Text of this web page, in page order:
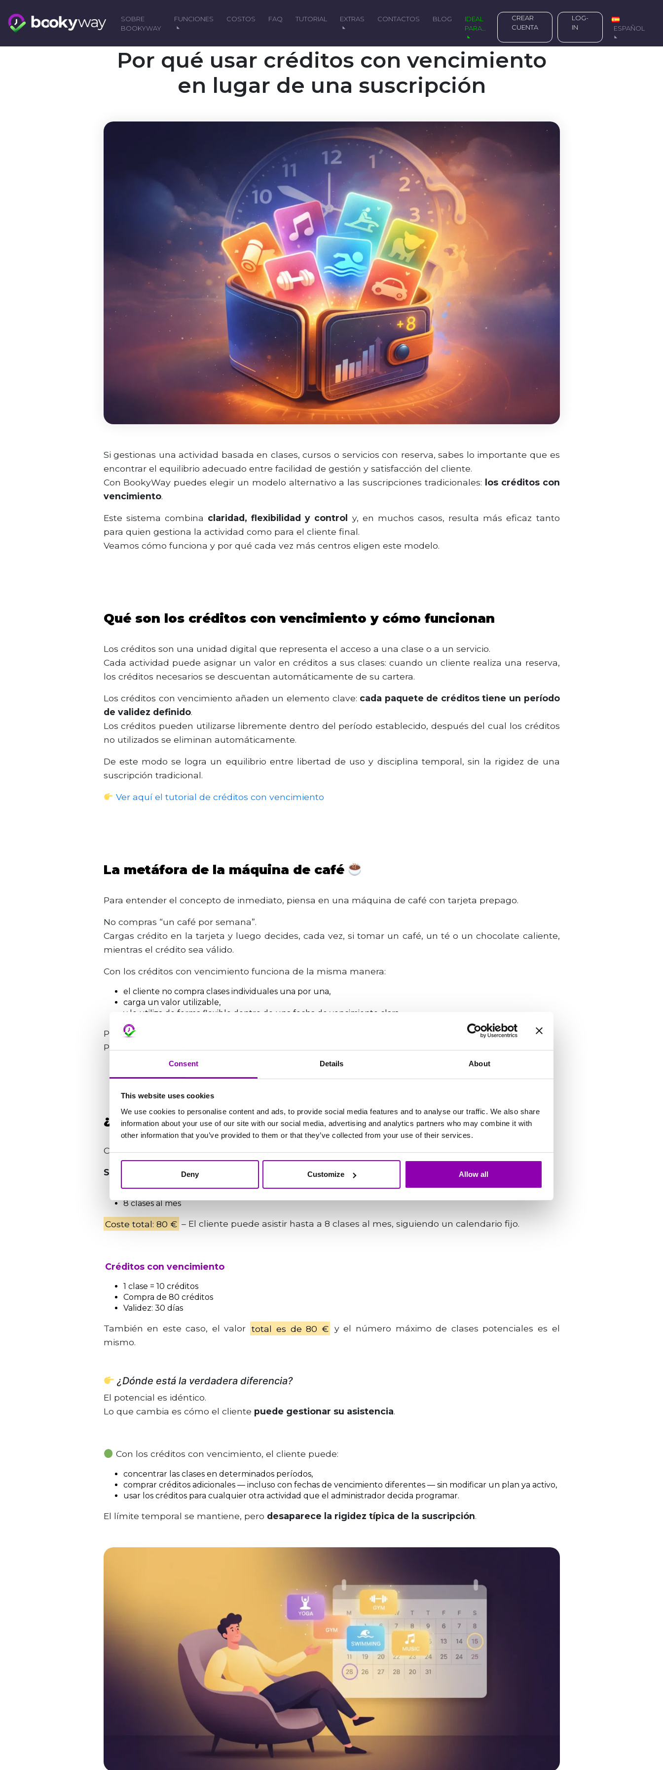
Consent Details About
This website uses cookies
We use cookies to personalise content and ads, to provide social media features and to analyse our traffic. We also share
information about your use of our site with our social media, advertising and analytics partners who may combine it with
other information that you’ve provided to them or that they’ve collected from your use of their services.
Deny Customize Allow all
content
SOBRE
BOOKYWAY
FUNCIONES COSTOS FAQ TUTORIAL EXTRAS CONTACTOS BLOG
IDEAL
PARA…
CREAR
CUENTA
LOG-
IN
ESPAÑOL
Por qué usar créditos con vencimiento
en lugar de una suscripción
Si gestionas una actividad basada en clases, cursos o servicios con reserva, sabes lo importante que es
encontrar el equilibrio adecuado entre facilidad de gestión y satisfacción del cliente.
Con BookyWay puedes elegir un modelo alternativo a las suscripciones tradicionales:
los créditos con
vencimiento.
Este sistema combina claridad, flexibilidad y control
y, en muchos casos, resulta más eficaz tanto
para quien gestiona la actividad como para el cliente final.
Veamos cómo funciona y por qué cada vez más centros eligen este modelo.
Qué son los créditos con vencimiento y cómo funcionan
Los créditos son una unidad digital que representa el acceso a una clase o a un servicio.
Cada actividad puede asignar un valor en créditos a sus clases: cuando un cliente realiza una reserva,
los créditos necesarios se descuentan automáticamente de su cartera.
Los créditos con vencimiento añaden un elemento clave: cada paquete de créditos tiene un período
de validez definido.
Los créditos pueden utilizarse libremente dentro del período establecido, después del cual los créditos
no utilizados se eliminan automáticamente.
De este modo se logra un equilibrio entre libertad de uso y disciplina temporal, sin la rigidez de una
suscripción tradicional.
Ver aquí el tutorial de créditos con vencimiento
La metáfora de la máquina de café
Para entender el concepto de inmediato, piensa en una máquina de café con tarjeta prepago.
No compras “un café por semana”.
Cargas crédito en la tarjeta y luego decides, cada vez, si tomar un café, un té o un chocolate caliente,
mientras el crédito sea válido.
Con los créditos con vencimiento funciona de la misma manera:
el cliente no compra clases individuales una por una,
carga un valor utilizable,
y lo utiliza de forma flexible dentro de una fecha de vencimiento clara.
Para el centro, esto significa una
Para el cliente, una experiencia más libre y menos restrictiva.
¿Créditos con vencimiento o suscripción? Un ejemplo concreto
Comparemos ambos modelos suponiendo un valor de clase de 10 €.
Suscripción mensual
8 clases al mes
Coste total: 80 € – El cliente puede asistir hasta a 8 clases al mes, siguiendo un calendario fijo.
Créditos con vencimiento
1 clase = 10 créditos
Compra de 80 créditos
Validez: 30 días
También en este caso, el valor total es de 80 € y el número máximo de clases potenciales es el
mismo.
¿Dónde está la verdadera diferencia?
El potencial es idéntico.
Lo que cambia es cómo el cliente puede gestionar su asistencia.
Con los créditos con vencimiento, el cliente puede:
concentrar las clases en determinados períodos,
comprar créditos adicionales — incluso con fechas de vencimiento diferentes — sin modificar un plan ya activo,
usar los créditos para cualquier otra actividad que el administrador decida programar.
El límite temporal se mantiene, pero desaparece la rigidez típica de la suscripción.